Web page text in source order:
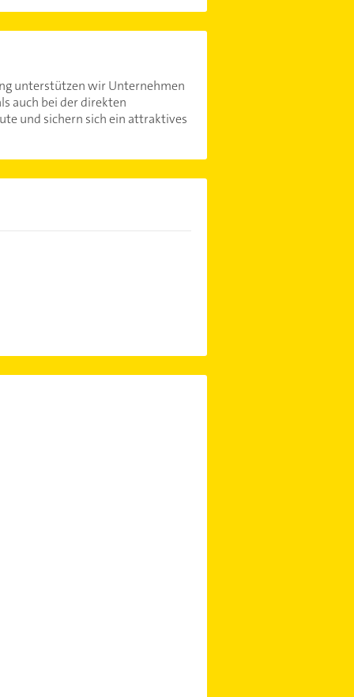
unterstützen wir Unternehmen
auch bei der direkten
und sichern sich ein attraktives